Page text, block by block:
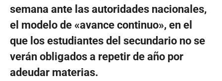
semana ante las autoridades nacionales,
el modelo de «avance continuo», en el
que los estudiantes del secundario no se
verán obligados a repetir de año por
adeudar materias.